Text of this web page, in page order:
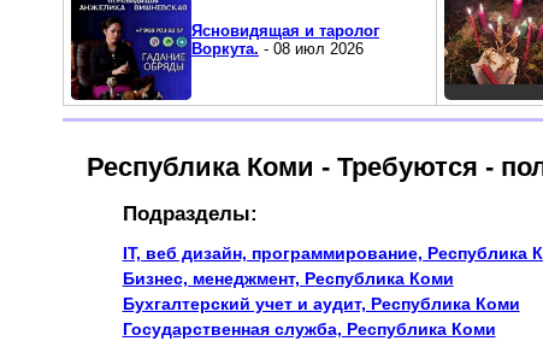
Ясновидящая и таролог
Воркута. - 08 июл 2026
Республика Коми - Требуются -
Подразделы:
IT, веб дизайн, программирование, Республика
Бизнес, менеджмент, Республика Коми
Бухгалтерский учет и аудит, Республика Коми
Государственная служба, Республика Коми